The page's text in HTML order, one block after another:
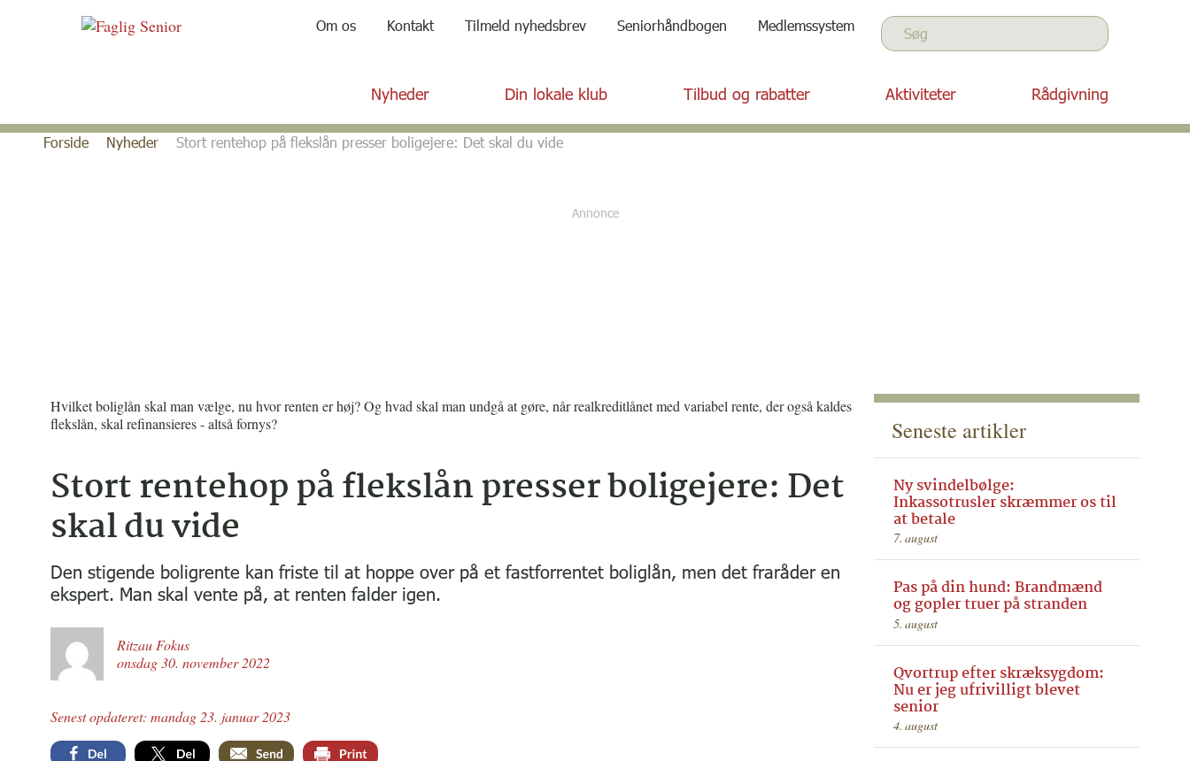
Om os Kontakt Tilmeld nyhedsbrev Seniorhåndbogen Medlemssystem
Søg
Søg
Nyheder Din lokale klub Tilbud og rabatter Aktiviteter Rådgivning
Forside Nyheder Stort rentehop på flekslån presser boligejere: Det skal du vide
Hvilket boliglån skal man vælge, nu hvor renten er høj? Og hvad skal man undgå at gøre, når realkreditlånet med variabel rente, der også kaldes
flekslån, skal refinansieres - altså fornys?
Stort rentehop på flekslån presser boligejere: Det
skal du vide
Den stigende boligrente kan friste til at hoppe over på et fastforrentet boliglån, men det fraråder en
ekspert. Man skal vente på, at renten falder igen.
Ritzau Fokus
onsdag 30. november 2022
Senest opdateret: mandag 23. januar 2023
Facebook Twitter Email Print
Seneste artikler
Ny svindelbølge:
Inkassotrusler skræmmer os til
at betale
7. august
Pas på din hund: Brandmænd
og gopler truer på stranden
5. august
Qvortrup efter skræksygdom:
Nu er jeg ufrivilligt blevet
senior
4. august